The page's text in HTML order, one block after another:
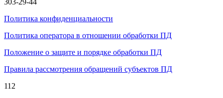
Политика конфиденциальности
Политика оператора в отношении обработки ПД
Положение о защите и порядке обработки ПД
Правила рассмотрения обращений субъектов ПД
112